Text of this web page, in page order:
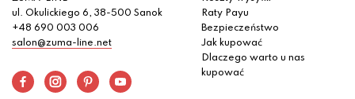
ul. Okulickiego 6, 38-500 Sanok
+48 690 003 006
salon@zuma-line.net
Raty Payu
Bezpieczeństwo
Jak kupować
Dlaczego warto u nas
kupować